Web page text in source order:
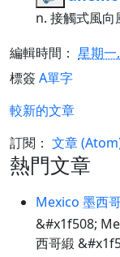
n. 接觸式風向
編輯時間： 星期
標簽 A單字
較新的文章
訂閱： 文章
熱門文章
Mexico 墨西
&#x1f508;
西哥緞